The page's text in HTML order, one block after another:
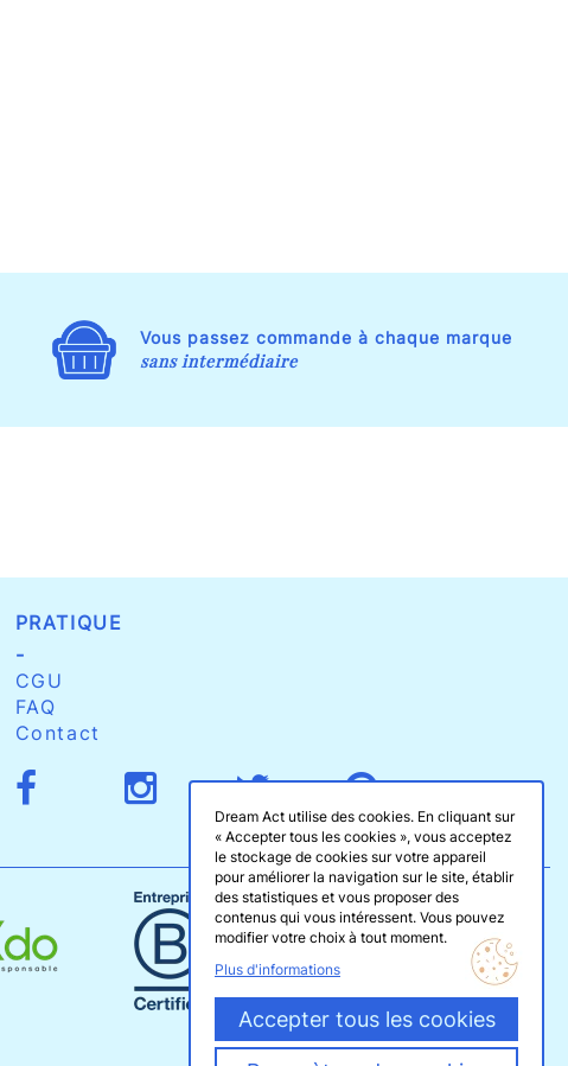
Vous passez commande à chaque marque
sans intermédiaire
PRATIQUE
-
CGU
FAQ
Contact
Dream Act utilise des cookies. En cliquant sur
« Accepter tous les cookies », vous acceptez
le stockage de cookies sur votre appareil
pour améliorer la navigation sur le site, établir
des statistiques et vous proposer des
contenus qui vous intéressent. Vous pouvez
modifier votre choix à tout moment.
Plus d'informations
Accepter tous les cookies